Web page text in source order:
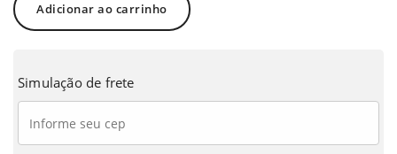
Adicionar ao carrinho
Simulação de frete